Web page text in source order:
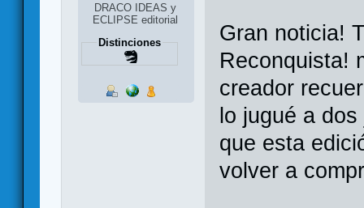
DRACO IDEAS y
ECLIPSE editorial
Distinciones
Gran noticia!
Reconquista!
creador
lo jugué a
que esta
volver a